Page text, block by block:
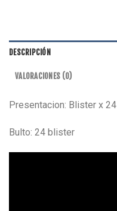
DESCRIPCIÓN
VALORACIONES (0)
Presentacion: Blister x 24
Bulto: 24 blister